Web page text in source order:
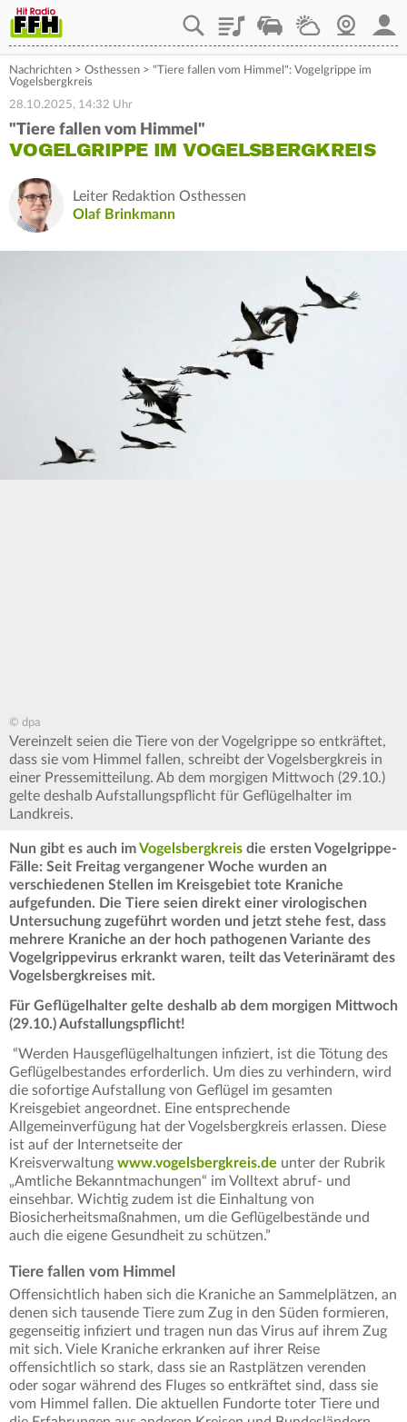
PlaylistStaupilotWetterWebcam
Nachrichten > Osthessen > "Tiere fallen vom Himmel": Vogelgrippe im
Vogelsbergkreis
28.10.2025, 14:32 Uhr
"Tiere fallen vom Himmel"
VOGELGRIPPE IM VOGELSBERGKREIS
Leiter Redaktion Osthessen
Olaf Brinkmann
© dpa
Vereinzelt seien die Tiere von der Vogelgrippe so entkräftet,
dass sie vom Himmel fallen, schreibt der Vogelsbergkreis in
einer Pressemitteilung. Ab dem morgigen Mittwoch (29.10.)
gelte deshalb Aufstallungspflicht für Geflügelhalter im
Landkreis.
Nun gibt es auch imVogelsbergkreis die ersten Vogelgrippe-
Fälle: Seit Freitag vergangener Woche wurden an
verschiedenen Stellen im Kreisgebiet tote Kraniche
aufgefunden. Die Tiere seien direkt einer virologischen
Untersuchung zugeführt worden und jetzt stehe fest, dass
mehrere Kraniche an der hoch pathogenen Variante des
Vogelgrippevirus erkrankt waren, teilt das Veterinäramt des
Vogelsbergkreises mit.
Für Geflügelhalter gelte deshalb ab dem morgigen Mittwoch
(29.10.) Aufstallungspflicht!
“Werden Hausgeflügelhaltungen infiziert, ist die Tötung des
Geflügelbestandes erforderlich. Um dies zu verhindern, wird
die sofortige Aufstallung von Geflügel im gesamten
Kreisgebiet angeordnet. Eine entsprechende
Allgemeinverfügung hat der Vogelsbergkreis erlassen. Diese
ist auf der Internetseite der
Kreisverwaltung www.vogelsbergkreis.de unter der Rubrik
„Amtliche Bekanntmachungen“ im Volltext abruf- und
einsehbar. Wichtig zudem ist die Einhaltung von
Biosicherheitsmaßnahmen, um die Geflügelbestände und
auch die eigene Gesundheit zu schützen.”
Tiere fallen vom Himmel
Offensichtlich haben sich die Kraniche an Sammelplätzen, an
denen sich tausende Tiere zum Zug in den Süden formieren,
gegenseitig infiziert und tragen nun das Virus auf ihrem Zug
mit sich. Viele Kraniche erkranken auf ihrer Reise
offensichtlich so stark, dass sie an Rastplätzen verenden
oder sogar während des Fluges so entkräftet sind, dass sie
vom Himmel fallen. Die aktuellen Fundorte toter Tiere und